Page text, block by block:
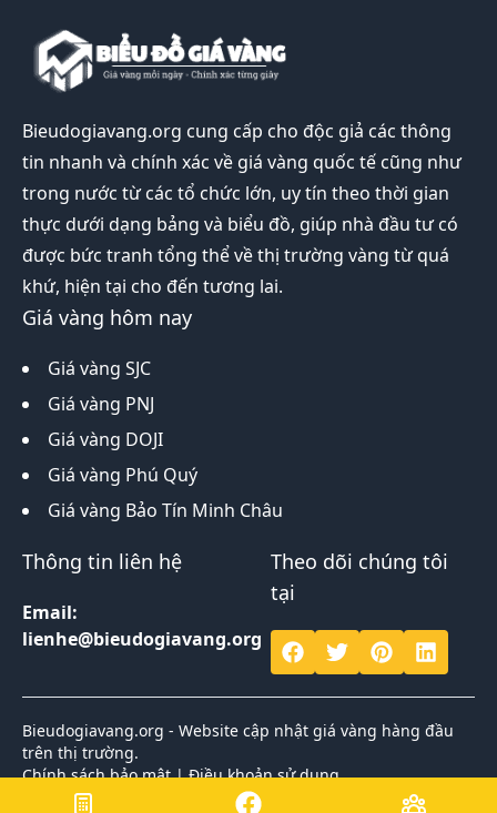
Bieudogiavang.org cung cấp cho độc giả các thông
tin nhanh và chính xác về giá vàng quốc tế cũng như
trong nước từ các tổ chức lớn, uy tín theo thời gian
thực dưới dạng bảng và biểu đồ, giúp nhà đầu tư có
được bức tranh tổng thể về thị trường vàng từ quá
khứ, hiện tại cho đến tương lai.
Giá vàng hôm nay
Giá vàng SJC
Giá vàng PNJ
Giá vàng DOJI
Giá vàng Phú Quý
Giá vàng Bảo Tín Minh Châu
Thông tin liên hệ
Email:
lienhe@bieudogiavang.org
Theo dõi chúng tôi
tại
Bieudogiavang.org - Website cập nhật giá vàng hàng đầu
trên thị trường.
Chính sách bảo mật|Điều khoản sử dụng
Bản quyền 2026 © thuộc về Biểu đồ giá vàng